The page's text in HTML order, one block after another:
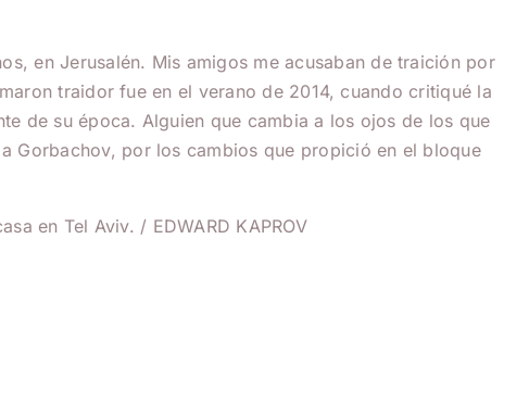
en Jerusalén. Mis amigos me acusaban de traición por
traidor fue en el verano de 2014, cuando critiqué la
de su época. Alguien que cambia a los ojos de los que
Gorbachov, por los cambios que propició en el bloque
en Tel Aviv. / EDWARD KAPROV